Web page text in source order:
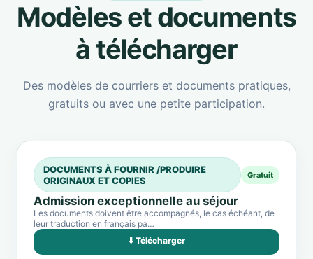
Modèles et documents
à télécharger
Des modèles de courriers et documents pratiques,
gratuits ou avec une petite participation.
DOCUMENTS À FOURNIR /PRODUIRE
ORIGINAUX ET COPIES
Gratuit
Admission exceptionnelle au séjour
Les documents doivent être accompagnés, le cas échéant, de
leur traduction en français pa…
⬇️ Télécharger